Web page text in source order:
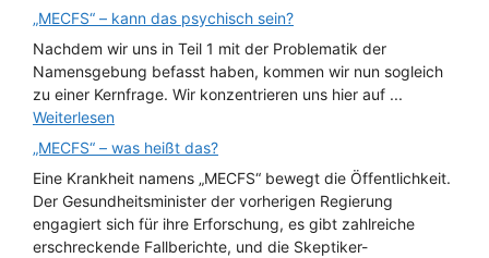
„MECFS“ – kann das psychisch sein?
Nachdem wir uns in Teil 1 mit der Problematik der
Namensgebung befasst haben, kommen wir nun sogleich
zu einer Kernfrage. Wir konzentrieren uns hier auf ...
Weiterlesen
„MECFS“ – was heißt das?
Eine Krankheit namens „MECFS“ bewegt die Öffentlichkeit.
Der Gesundheitsminister der vorherigen Regierung
engagiert sich für ihre Erforschung, es gibt zahlreiche
erschreckende Fallberichte, und die Skeptiker-